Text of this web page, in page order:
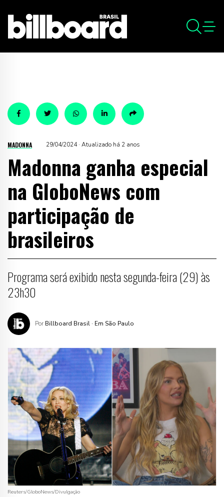
MADONNA 29/04/2024 · Atualizado há 2 anos
Madonna ganha especial
na GloboNews com
participação de
brasileiros
Programa será exibido nesta segunda-feira (29) às
23h30
Por Billboard Brasil · Em São Paulo
Reuters/GloboNews/Divulgação